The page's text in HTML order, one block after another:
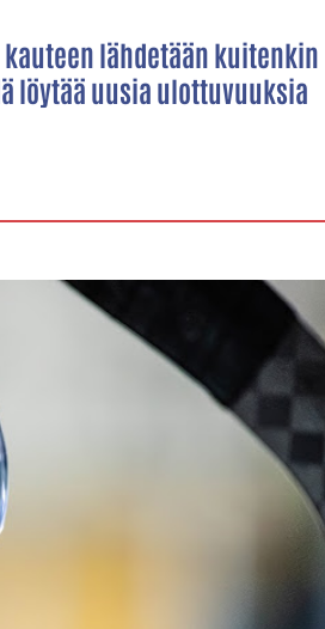
lähdetään kuitenkin
löytää uusia ulottuvuuksia